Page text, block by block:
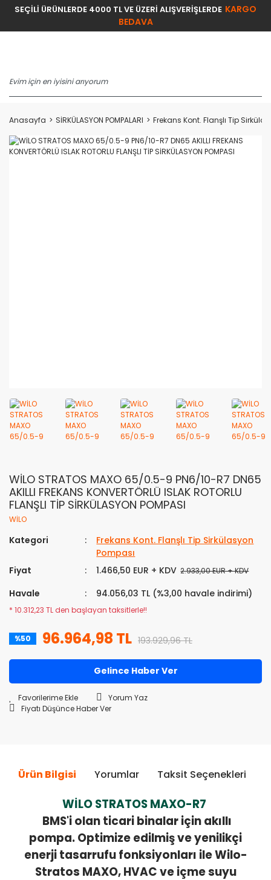
SEÇİLİ ÜRÜNLERDE 4000 TL VE ÜZERİ ALIŞVERİŞLERDE KARGO
BEDAVA
Anasayfa SİRKÜLASYON POMPALARI Frekans Kont. Flanşlı Tip
WİLO STRATOS MAXO 65/0.5-9 PN6/10-R7 DN65
AKILLI FREKANS KONVERTÖRLÜ ISLAK ROTORLU
FLANŞLI TİP SİRKÜLASYON POMPASI
WİLO
Kategori
Frekans Kont. Flanşlı Tip Sirkülasyon
Pompası
Fiyat
1.466,50 EUR + KDV 2.933,00 EUR + KDV
Havale 94.056,03 TL (%3,00 havale indirimi)
* 10.312,23 TL den başlayan taksitlerle!!
%50 96.964,98 TL 193.929,96 TL
Gelince Haber Ver
Yorum Yaz
Fiyatı Düşünce Haber Ver
Ürün Bilgisi Yorumlar Taksit Seçenekleri
WİLO STRATOS MAXO-R7
BMS'i olan ticari binalar için akıllı
pompa.Optimize edilmiş ve yenilikçi
enerji tasarrufu fonksiyonları ile Wilo-
Stratos MAXO, HVAC ve içme suyu